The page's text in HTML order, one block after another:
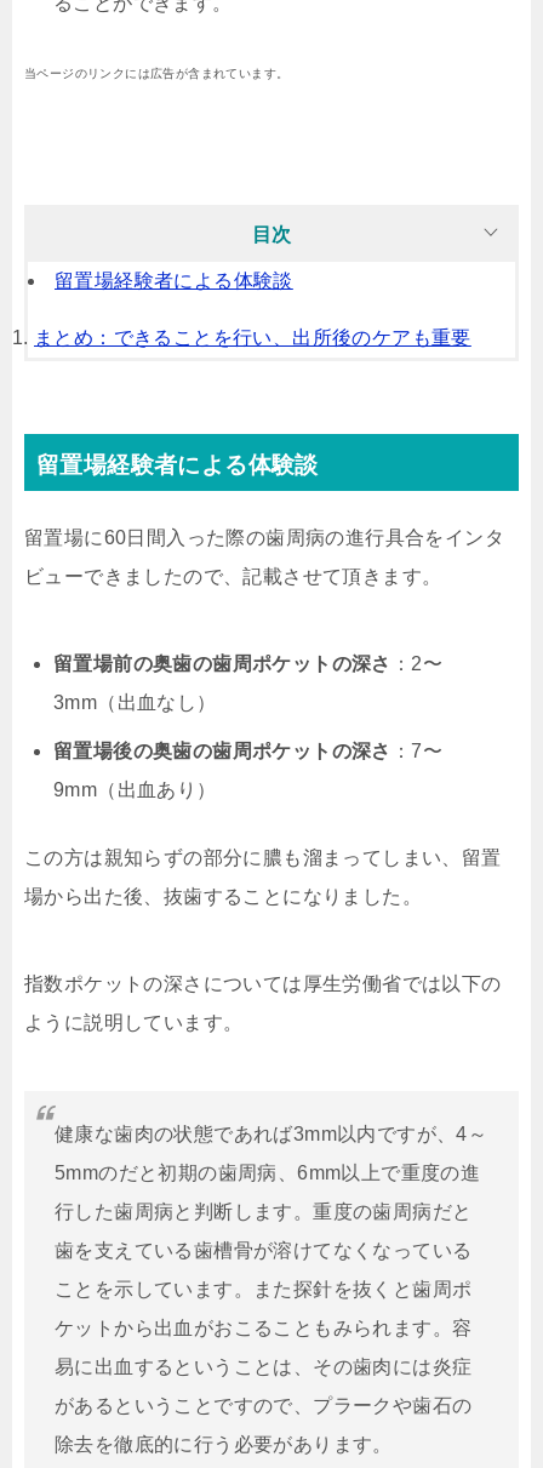
当ページのリンクには広告が含まれています。
目次
留置場経験者による体験談
まとめ：できることを行い、出所後のケアも重要
留置場経験者による体験談
留置場に60日間入った際の歯周病の進行具合をインタ
ビューできましたので、記載させて頂きます。
留置場前の奥歯の歯周ポケットの深さ ：2〜
3mm（出血なし）
留置場後の奥歯の歯周ポケットの深さ ：7〜
9mm（出血あり）
この方は親知らずの部分に膿も溜まってしまい、留置
場から出た後、抜歯することになりました。
指数ポケットの深さについては厚生労働省では以下の
ように説明しています。
健康な歯肉の状態であれば3mm以内ですが、4～
5mmのだと初期の歯周病、6mm以上で重度の進
行した歯周病と判断します。重度の歯周病だと
歯を支えている歯槽骨が溶けてなくなっている
ことを示しています。また探針を抜くと歯周ポ
ケットから出血がおこることもみられます。容
易に出血するということは、その歯肉には炎症
があるということですので、プラークや歯石の
除去を徹底的に行う必要があります。